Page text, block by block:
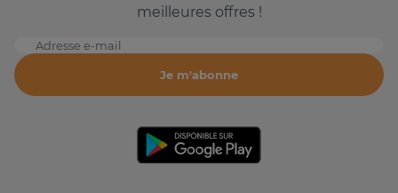
meilleures offres !
Adresse e-mail
Je m'abonne